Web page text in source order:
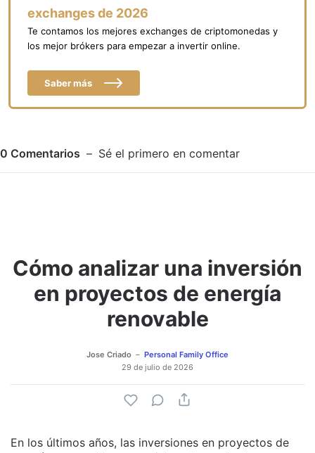
exchanges de 2026
Te contamos los mejores exchanges de criptomonedas y
los mejor brókers para empezar a invertir online.
Saber más
0 Comentarios Sé el primero en comentar
Adjuntar imagen Comentar
Cómo analizar una inversión
en proyectos de energía
renovable
Jose Criado
Personal Family Office
29 de julio de 2026
En los últimos años, las inversiones en proyectos de